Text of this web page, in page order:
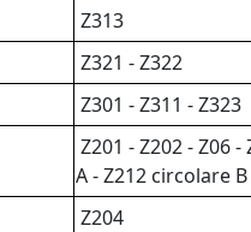
Z313
Z321 - Z322
Z301 - Z311 - Z323
Z201 - Z202 - Z06
A - Z212 circolare
Z204